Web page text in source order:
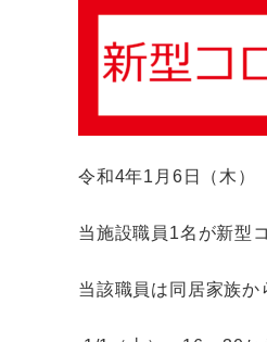
令和4年1月6日（木）
当施設職員1名が新型
当該職員は同居家族か